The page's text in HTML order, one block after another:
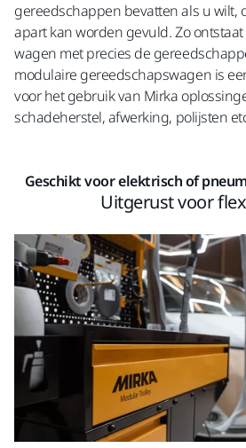
gereedschappen bevatten als u wilt,
apart kan worden gevuld. Zo
wagen met precies de
modulaire gereedschapswagen is
voor het gebruik van Mirka
schadeherstel, afwerking, polijsten
Geschikt voor elektrisch of
Uitgerust voor